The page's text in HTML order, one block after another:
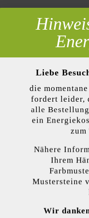
nicht
Seitenflächen
Cookies, um Ihnen die
Nur
Liebe
die
fordert leider,
alle
ein
zum
Nähere
Ihrem
Mustersteine
Wir